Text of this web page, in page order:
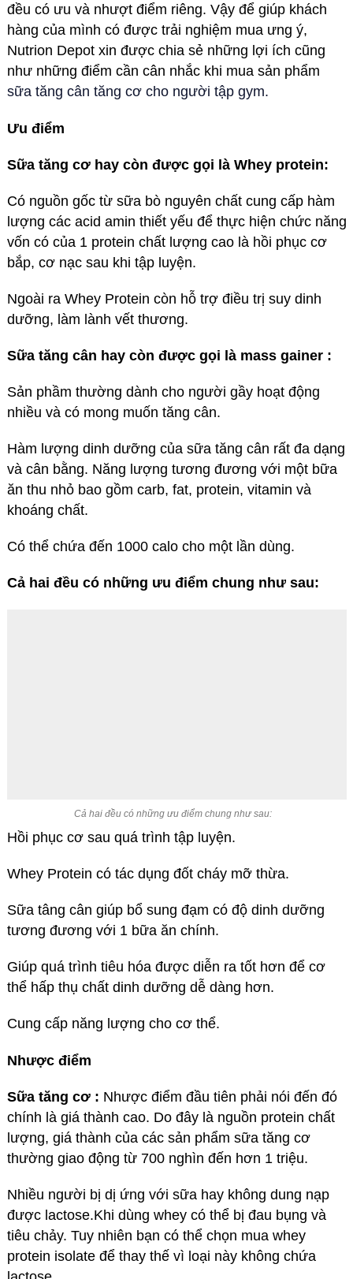
đều có ưu và nhượt điểm riêng. Vậy để giúp khách
hàng của mình có được trải nghiệm mua ưng ý,
Nutrion Depot xin được chia sẻ những lợi ích cũng
như những điểm cần cân nhắc khi mua sản phẩm
sữa tăng cân tăng cơ cho người tập gym.
Ưu điểm
Sữa tăng cơ hay còn được gọi là Whey protein:
Có nguồn gốc từ sữa bò nguyên chất cung cấp hàm
lượng các acid amin thiết yếu để thực hiện chức năng
vốn có của 1 protein chất lượng cao là hồi phục cơ
bắp, cơ nạc sau khi tập luyện.
Ngoài ra Whey Protein còn hỗ trợ điều trị suy dinh
dưỡng, làm lành vết thương.
Sữa tăng cân hay còn được gọi là mass gainer :
Sản phầm thường dành cho người gầy hoạt động
nhiều và có mong muốn tăng cân.
Hàm lượng dinh dưỡng của sữa tăng cân rất đa dạng
và cân bằng. Năng lượng tương đương với một bữa
ăn thu nhỏ bao gồm carb, fat, protein, vitamin và
khoáng chất.
Có thể chứa đến 1000 calo cho một lần dùng.
Cả hai đều có những ưu điểm chung như sau:
Cả hai đều có những ưu điểm chung như sau:
Hồi phục cơ sau quá trình tập luyện.
Whey Protein có tác dụng đốt cháy mỡ thừa.
Sữa tâng cân giúp bổ sung đạm có độ dinh dưỡng
tương đương với 1 bữa ăn chính.
Giúp quá trình tiêu hóa được diễn ra tốt hơn để cơ
thể hấp thụ chất dinh dưỡng dễ dàng hơn.
Cung cấp năng lượng cho cơ thể.
Nhược điểm
Sữa tăng cơ : Nhược điểm đầu tiên phải nói đến đó
chính là giá thành cao. Do đây là nguồn protein chất
lượng, giá thành của các sản phẩm sữa tăng cơ
thường giao động từ 700 nghìn đến hơn 1 triệu.
Nhiều người bị dị ứng với sữa hay không dung nạp
được lactose.Khi dùng whey có thể bị đau bụng và
tiêu chảy. Tuy nhiên bạn có thể chọn mua whey
protein isolate để thay thế vì loại này không chứa